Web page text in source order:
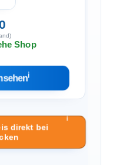
Shop
ℹ︎
direkt bei
ℹ︎